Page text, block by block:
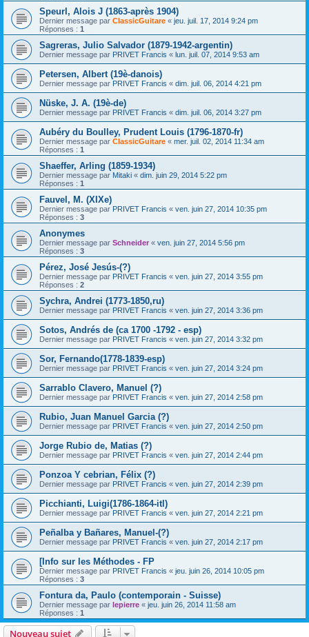
Speurl, Alois J (1863-après 1904)
Dernier message par ClassicGuitare « jeu. juil. 17, 2014 9:24 pm
Réponses : 1
Sagreras, Julio Salvador (1879-1942-argentin)
Dernier message par PRIVET Francis « lun. juil. 07, 2014 9:53 am
Petersen, Albert (19è-danois)
Dernier message par PRIVET Francis « dim. juil. 06, 2014 4:21 pm
Nüske, J. A. (19è-de)
Dernier message par PRIVET Francis « dim. juil. 06, 2014 3:27 pm
Aubéry du Boulley, Prudent Louis (1796-1870-fr)
Dernier message par ClassicGuitare « mer. juil. 02, 2014 11:34 am
Réponses : 1
Shaeffer, Arling (1859-1934)
Dernier message par Mitaki « dim. juin 29, 2014 5:22 pm
Réponses : 1
Fauvel, M. (XIXe)
Dernier message par PRIVET Francis « ven. juin 27, 2014 10:35 pm
Réponses : 3
Anonymes
Dernier message par Schneider « ven. juin 27, 2014 5:56 pm
Réponses : 3
Pérez, José Jesús-(?)
Dernier message par PRIVET Francis « ven. juin 27, 2014 3:55 pm
Réponses : 2
Sychra, Andrei (1773-1850,ru)
Dernier message par PRIVET Francis « ven. juin 27, 2014 3:36 pm
Sotos, Andrés de (ca 1700 -1792 - esp)
Dernier message par PRIVET Francis « ven. juin 27, 2014 3:32 pm
Sor, Fernando(1778-1839-esp)
Dernier message par PRIVET Francis « ven. juin 27, 2014 3:24 pm
Sarrablo Clavero, Manuel (?)
Dernier message par PRIVET Francis « ven. juin 27, 2014 2:58 pm
Rubio, Juan Manuel Garcia (?)
Dernier message par PRIVET Francis « ven. juin 27, 2014 2:50 pm
Jorge Rubio de, Matias (?)
Dernier message par PRIVET Francis « ven. juin 27, 2014 2:44 pm
Ponzoa Y cebrian, Félix (?)
Dernier message par PRIVET Francis « ven. juin 27, 2014 2:39 pm
Picchianti, Luigi(1786-1864-itl)
Dernier message par PRIVET Francis « ven. juin 27, 2014 2:21 pm
Peñalba y Bañares, Manuel-(?)
Dernier message par PRIVET Francis « ven. juin 27, 2014 2:17 pm
[Info sur les Méthodes - FP
Dernier message par PRIVET Francis « jeu. juin 26, 2014 10:05 pm
Réponses : 3
Fontura da, Paulo (contemporain - Suisse)
Dernier message par lepierre « jeu. juin 26, 2014 11:58 am
Réponses : 1
Nouveau sujet